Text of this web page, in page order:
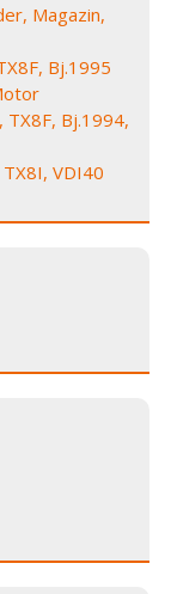
Magazin,
Bj.1995
TX8F, Bj.1994,
VDI40